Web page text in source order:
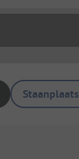
Staanplaats